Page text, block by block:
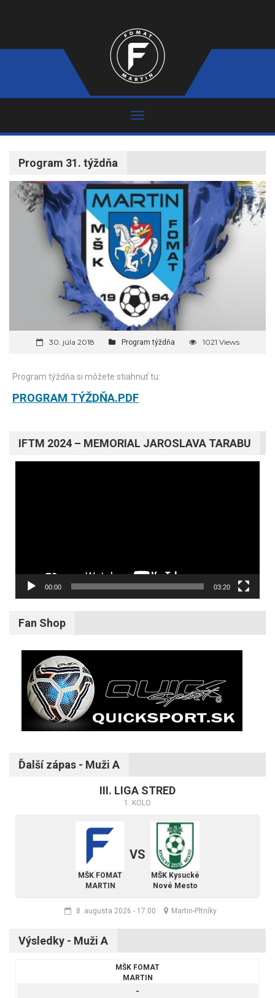
Program 31. týždňa
30. júla 2018 Program týždňa 1021 Views
Program týždňa si môžete stiahnuť tu:
PROGRAM TÝŽDŇA.PDF
IFTM 2024 – MEMORIAL JAROSLAVA TARABU
00:00 03:20
Fan Shop
Ďalší zápas - Muži A
III. LIGA STRED
1. KOLO
MŠK FOMAT
MARTIN
VS
MŠK Kysucké
Nové Mesto
8. augusta 2026 - 17:00 Martin-Pltníky
Výsledky - Muži A
MŠK FOMAT
MARTIN
-